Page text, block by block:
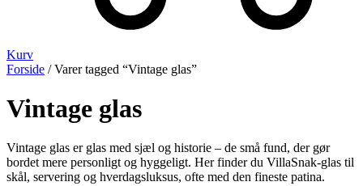
Kurv
Forside / Varer tagged “Vintage glas”
Vintage glas
Vintage glas er glas med sjæl og historie – de små fund, der gør
bordet mere personligt og hyggeligt. Her finder du VillaSnak-glas til
skål, servering og hverdagsluksus, ofte med den fineste patina.